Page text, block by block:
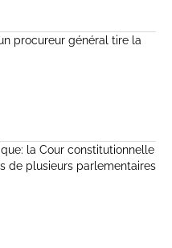
procureur général tire la
la Cour constitutionnelle
de plusieurs parlementaires